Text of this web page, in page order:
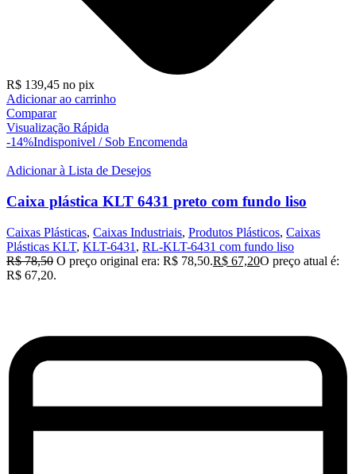
R$ 139,45 no pix
Adicionar ao carrinho
Comparar
Visualização Rápida
-14%Indisponivel / Sob Encomenda
Adicionar à Lista de Desejos
Caixa plástica KLT 6431 preto com fundo liso
Caixas Plásticas, Caixas Industriais, Produtos Plásticos, Caixas
Plásticas KLT, KLT-6431 , RL-KLT-6431 com fundo liso
R$78,50 O preço original era: R$ 78,50.R$ 67,20O preço atual é:
R$ 67,20.